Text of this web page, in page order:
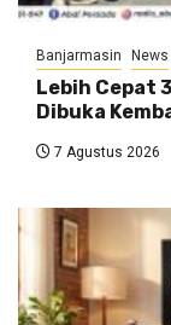
Banjarmasin News
Lebih Cepat
Dibuka
7 Agustus 2026